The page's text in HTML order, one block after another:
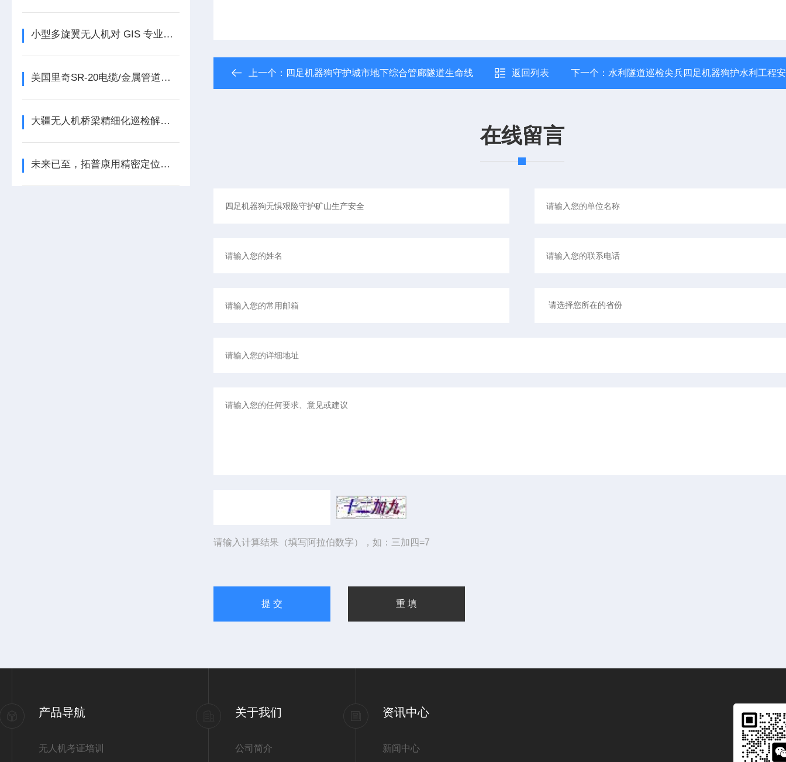
小型多旋翼无人机对 GIS 专业人员有哪些好处？
美国里奇SR-20电缆/金属管道探测仪的应用
大疆无人机桥梁精细化巡检解决方案
未来已至，拓普康用精密定位技术装备机械
上一个： 四足机器狗守护城市地下综合管廊隧道生命线 返回列表 下一个： 水利隧道巡检尖兵四足机器狗护水利工程
在线留言
请输入计算结果（填写阿拉伯数字），如：三加四=7
产品导航
无人机考证培训
关于我们
公司简介
资讯中心
新闻中心